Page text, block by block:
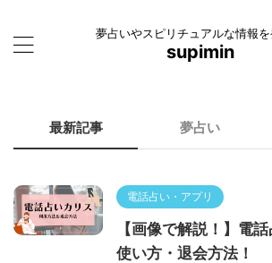
夢占いやスピリチュアルな情報を
supimin
最新記事 夢占い
電話占い・アプリ
【画像で解説！】電
使い方・退会方法！